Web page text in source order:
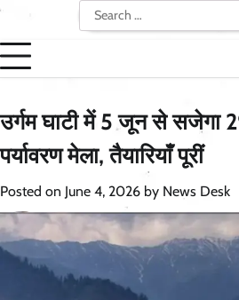
Search
for:
उर्गम घाटी में 5 जून से सजेगा
पर्यावरण मेला, तैयारियाँ पूरीं
Posted on June 4, 2026 by News Desk